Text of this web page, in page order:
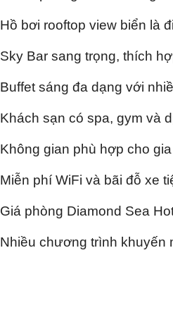
Hồ bơi rooftop view biển là
Sky Bar sang trọng, thích
Buffet sáng đa dạng với
Khách sạn có spa, gym và
Không gian phù hợp cho
Miễn phí WiFi và bãi đỗ xe
Giá phòng Diamond Sea
Nhiều chương trình khuyến